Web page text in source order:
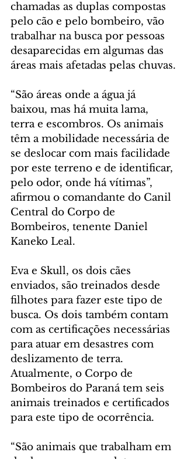
chamadas as duplas compostas
pelo cão e pelo bombeiro, vão
trabalhar na busca por pessoas
desaparecidas em algumas das
áreas mais afetadas pelas chuvas.
“São áreas onde a água já
baixou, mas há muita lama,
terra e escombros. Os animais
têm a mobilidade necessária de
se deslocar com mais facilidade
por este terreno e de identificar,
pelo odor, onde há vítimas”,
afirmou o comandante do Canil
Central do Corpo de
Bombeiros, tenente Daniel
Kaneko Leal.
Eva e Skull, os dois cães
enviados, são treinados desde
filhotes para fazer este tipo de
busca. Os dois também contam
com as certificações necessárias
para atuar em desastres com
deslizamento de terra.
Atualmente, o Corpo de
Bombeiros do Paraná tem seis
animais treinados e certificados
para este tipo de ocorrência.
“São animais que trabalham em